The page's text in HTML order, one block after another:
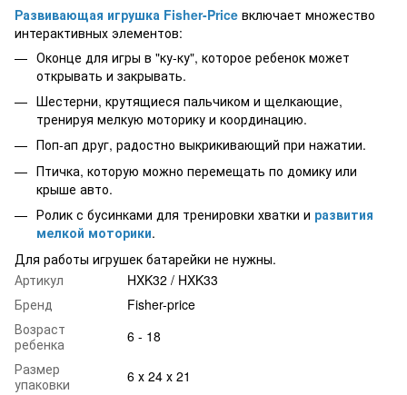
Развивающая игрушка Fisher-Price включает множество
интерактивных элементов:
Оконце для игры в "ку-ку", которое ребенок может
открывать и закрывать.
Шестерни, крутящиеся пальчиком и щелкающие,
тренируя мелкую моторику и координацию.
Поп-ап друг, радостно выкрикивающий при нажатии.
Птичка, которую можно перемещать по домику или
крыше авто.
Ролик с бусинками для тренировки хватки и развития
мелкой моторики.
Для работы игрушек батарейки не нужны.
Артикул
HXK32 / HXK33
Бренд
Fisher-price
Возраст
ребенка
6 - 18
Размер
упаковки
6 х 24 х 21